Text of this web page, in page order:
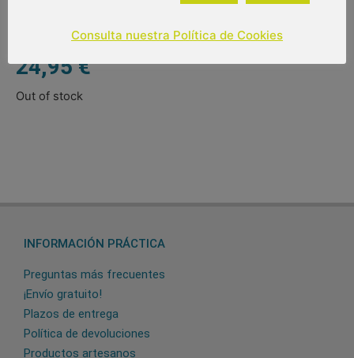
24,95€
Out of stock
INFORMACIÓN PRÁCTICA
Preguntas más frecuentes
¡Envío gratuito!
Plazos de entrega
Política de devoluciones
Productos artesanos
Consulta nuestra Política de Cookies